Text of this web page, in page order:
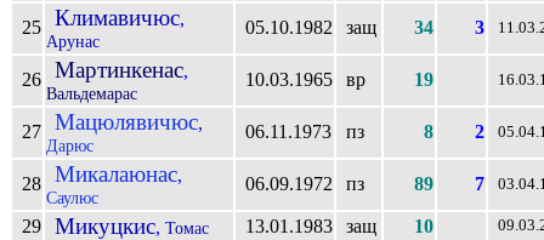
25 Климавичюс,
Арунас
05.10.1982 защ 34 3
26 Мартинкенас,
Вальдемарас
10.03.1965 вр 19
27 Мацюлявичюс,
Дарюс
06.11.1973 пз 8 2
28 Микалаюнас,
Саулюс
06.09.1972 пз 89 7
29 Микуцкис, Томас 13.01.1983 защ 10